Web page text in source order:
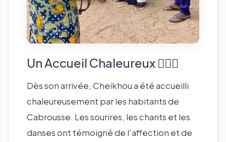
Un Accueil Chaleureux 🙋🏾‍♂
Dès son arrivée, Cheikhou a été accueilli
chaleureusement par les habitants de
Cabrousse. Les sourires, les chants et les
danses ont témoigné de l’affection et de